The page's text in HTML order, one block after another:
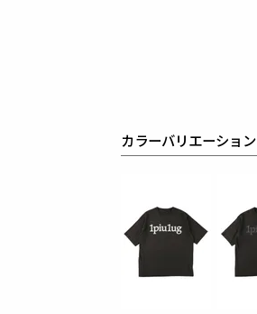
カラーバリエーション